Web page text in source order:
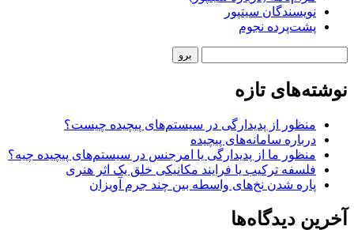
نویسندگان سیتپور
پشت‌پرده نجوم
نوشته‌های تازه
منظور از پدیدارگی در سیستم‌های پیچیده چیست؟
درباره سامانه‌های پیچیده
منظور ما از پدیدارگی یا امرجنس در سیستم‌های پیچیده چیه؟
فلسفه ترکیب یا فرایند مکانیکی خلق یک اثر هنری
پاره شدن نخ‌های واسطه بین چند جرم آویزان
آخرین دیدگاه‌ها